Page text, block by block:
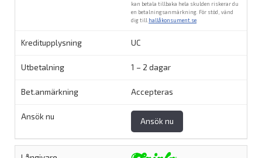
kan betala tillbaka hela skulden riskerar du
en betalningsanmärkning. För stöd, vänd
dig till hallåkonsument.se.
UC
1 – 2 dagar
Accepteras
Ansök nu